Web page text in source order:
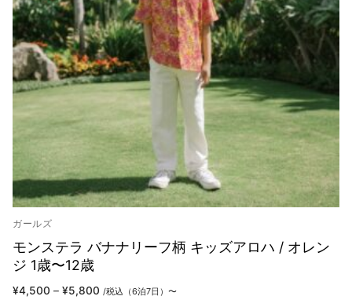
ガールズ
モンステラ バナナリーフ柄 キッズアロハ / オレン
ジ 1歳〜12歳
¥4,500 – ¥5,800 価
格
/税込（6泊7日）〜